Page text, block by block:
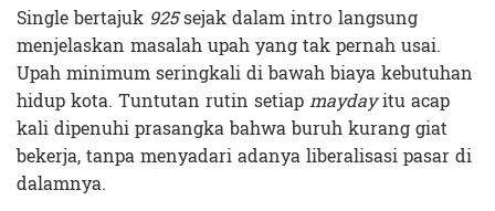
Single bertajuk 925sejak dalam intro langsung
menjelaskan masalah upah yang tak pernah usai.
Upah minimum seringkali di bawah biaya kebutuhan
hidup kota. Tuntutan rutin setiapmaydayitu acap
kali dipenuhi prasangka bahwa buruh kurang giat
bekerja, tanpa menyadari adanya liberalisasi pasar di
dalamnya.